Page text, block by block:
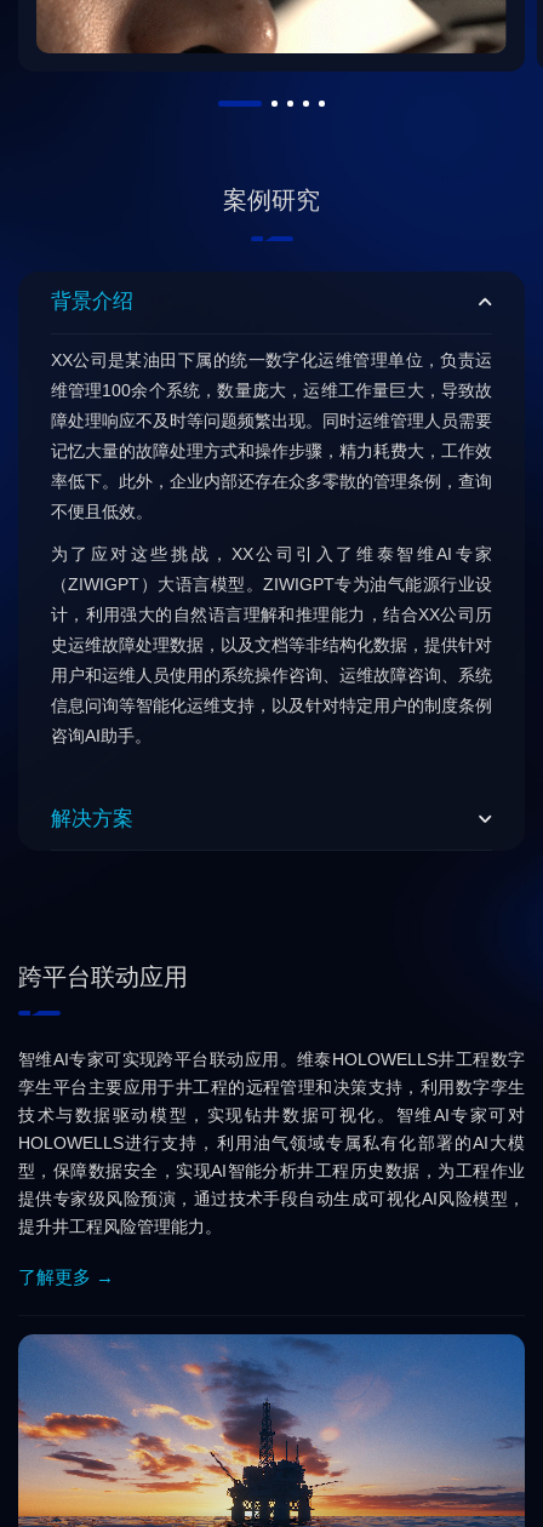
案例研究
背景介绍
XX公司是某油田下属的统一数字化运维管理单位，负责运
维管理100余个系统，数量庞大，运维工作量巨大，导致故
障处理响应不及时等问题频繁出现。同时运维管理人员需要
记忆大量的故障处理方式和操作步骤，精力耗费大，工作效
率低下。此外，企业内部还存在众多零散的管理条例，查询
不便且低效。
为了应对这些挑战，XX公司引入了维泰智维AI专家
（ZIWIGPT）大语言模型。ZIWIGPT专为油气能源行业设
计，利用强大的自然语言理解和推理能力，结合XX公司历
史运维故障处理数据，以及文档等非结构化数据，提供针对
用户和运维人员使用的系统操作咨询、运维故障咨询、系统
信息问询等智能化运维支持，以及针对特定用户的制度条例
咨询AI助手。
解决方案
跨平台联动应用
智维AI专家可实现跨平台联动应用。维泰HOLOWELLS井工程数字
孪生平台主要应用于井工程的远程管理和决策支持，利用数字孪生
技术与数据驱动模型，实现钻井数据可视化。智维AI专家可对
HOLOWELLS进行支持，利用油气领域专属私有化部署的AI大模
型，保障数据安全，实现AI智能分析井工程历史数据，为工程作业
提供专家级风险预演，通过技术手段自动生成可视化AI风险模型，
提升井工程风险管理能力。
了解更多 →